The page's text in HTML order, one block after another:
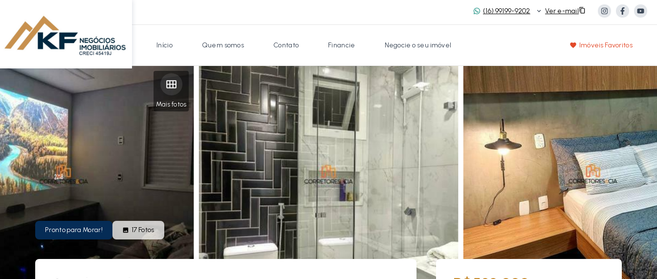
(16) 99199-9202 Ver e-mail
Início Quem somos Contato Financie Negocie o seu imóvel Imóveis Favoritos
Mais fotos
Pronto para Morar! 17 Fotos